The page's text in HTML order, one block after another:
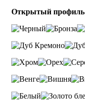
Открытый профиль